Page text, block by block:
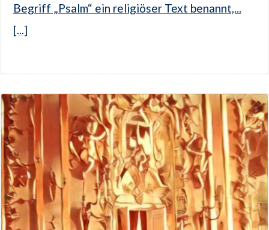
Begriff „Psalm“ ein religiöser Text benannt,...
[...]